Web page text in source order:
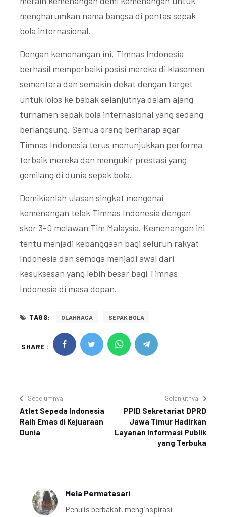
mengharumkan nama bangsa di pentas sepak
bola internasional.
Dengan kemenangan ini, Timnas Indonesia
berhasil memperbaiki posisi mereka di klasemen
sementara dan semakin dekat dengan target
untuk lolos ke babak selanjutnya dalam ajang
turnamen sepak bola internasional yang sedang
berlangsung. Semua orang berharap agar
Timnas Indonesia terus menunjukkan performa
terbaik mereka dan mengukir prestasi yang
gemilang di dunia sepak bola.
Demikianlah ulasan singkat mengenai
kemenangan telak Timnas Indonesia dengan
skor 3-0 melawan Tim Malaysia. Kemenangan ini
tentu menjadi kebanggaan bagi seluruh rakyat
Indonesia dan semoga menjadi awal dari
kesuksesan yang lebih besar bagi Timnas
Indonesia di masa depan.
TAGS: OLAHRAGA SEPAK BOLA
SHARE :
Sebelumnya
Atlet Sepeda Indonesia
Raih Emas di Kejuaraan
Dunia
Selanjutnya
PPID Sekretariat DPRD
Jawa Timur Hadirkan
Layanan Informasi Publik
yang Terbuka
Mela Permatasari
Penulis berbakat, menginspirasi